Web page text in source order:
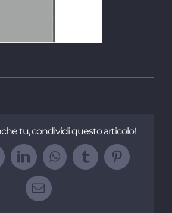
tu, condividi questo articolo!
LinkedInWhatsApp
TumblrPinterest
Email